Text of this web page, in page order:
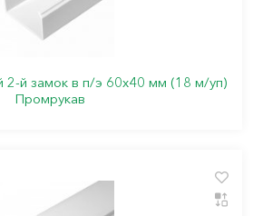
2-й замок в п/э 60х40 мм (18 м/уп)
Промрукав